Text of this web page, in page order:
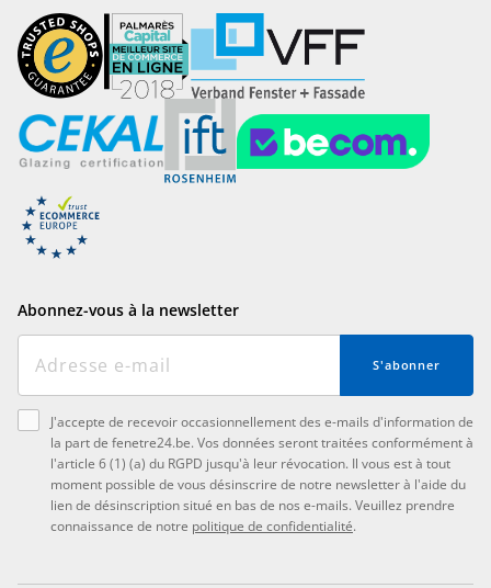
Abonnez-vous à la newsletter
S'abonner
J'accepte de recevoir occasionnellement des e-mails d'information de
la part de fenetre24.be. Vos données seront traitées conformément à
l'article 6 (1) (a) du RGPD jusqu'à leur révocation. Il vous est à tout
moment possible de vous désinscrire de notre newsletter à l'aide du
lien de désinscription situé en bas de nos e-mails. Veuillez prendre
connaissance de notre politique de confidentialité.